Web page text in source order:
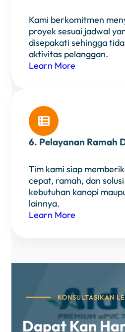
Kami berkomitmen
proyek sesuai jadwal
disepakati sehingga
aktivitas pelanggan.
Learn More

6. Pelayanan Ramah
Tim kami siap
cepat, ramah, dan
kebutuhan kanopi
lainnya.
Learn More
KONSULTASIKAN
Dapat Kan